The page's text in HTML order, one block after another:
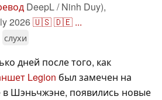
DeepL / Ninh Duy),
2026🇺🇸🇩🇪 ...
слухи
дней после того, как
Legion был замечен на
в Шэньчжэне, появились новые